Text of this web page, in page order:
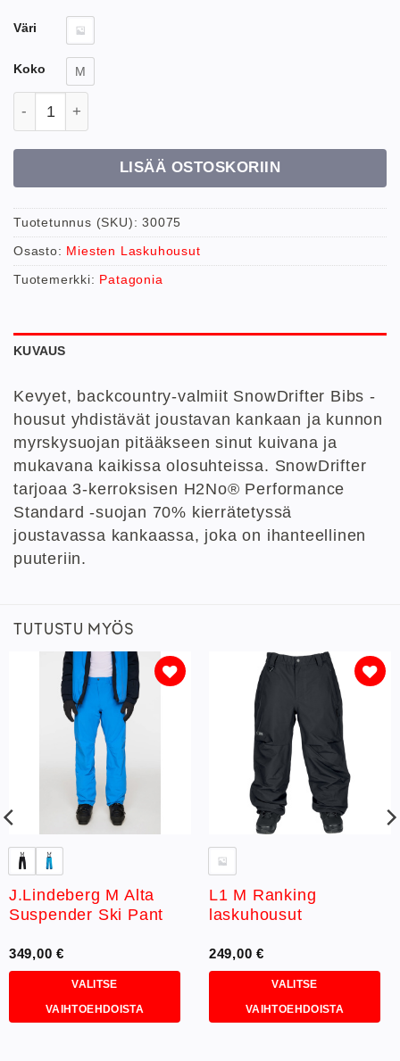
Väri
Koko M
LISÄÄ OSTOSKORIIN
Tuotetunnus (SKU):30075
Osasto: Miesten Laskuhousut
Tuotemerkki: Patagonia
KUVAUS
Kevyet, backcountry-valmiit SnowDrifter Bibs -
housut yhdistävät joustavan kankaan ja kunnon
myrskysuojan pitääkseen sinut kuivana ja
mukavana kaikissa olosuhteissa. SnowDrifter
tarjoaa 3-kerroksisen H2No® Performance
Standard -suojan 70% kierrätetyssä
joustavassa kankaassa, joka on ihanteellinen
puuteriin.
TUTUSTU MYÖS
Lisää
toivelistaan
J.Lindeberg M Alta
Suspender Ski Pant
349,00€
VALITSE
VAIHTOEHDOISTA
Lisää
toivelistaan
L1 M Ranking
laskuhousut
249,00€
VALITSE
VAIHTOEHDOISTA